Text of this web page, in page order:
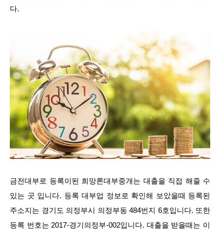
다.
금전대부로 등록이된 희망론대부중개는 대출을 직접 해줄 수
있는 곳 입니다. 등록 대부업 정보로 확인해 보았을때 등록된
주소지는 경기도 의정부시 의정부동 484번지 6호입니다. 또한
등록 번호는 2017-경기의정부-002입니다. 대출을 받을때는 이